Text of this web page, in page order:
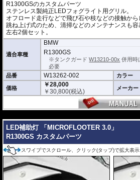
R1300GSのカスタムパーツ
ステンレス製純正LEDフォグライト用グリル。
オフロード走行などで飛び石や枝などの接触から
跳ね上げ式のため、清掃などのメンテナンスも容
左右2個セット。
適合車種
BMW
R1300GS
※タンクガードW13210-00x 併用時
必要
品番
W13262-002 カラー
価格
￥28,000
￥30,800(税込) メーカー
LED補助灯 「MICROFLOOTER 3.0」
R1300GS カスタムパーツ
スワイプでスクロール、クリック(タップ)で拡大表示